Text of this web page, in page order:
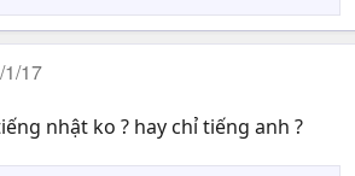
1/17
nhật ko ? hay chỉ tiếng anh ?